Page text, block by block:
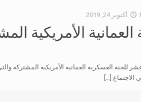
أكتوبر 24, 2019
الأمريكية
للجنة العسكرية العمانية الأمريكية المشتركة
الاجتماع[…]